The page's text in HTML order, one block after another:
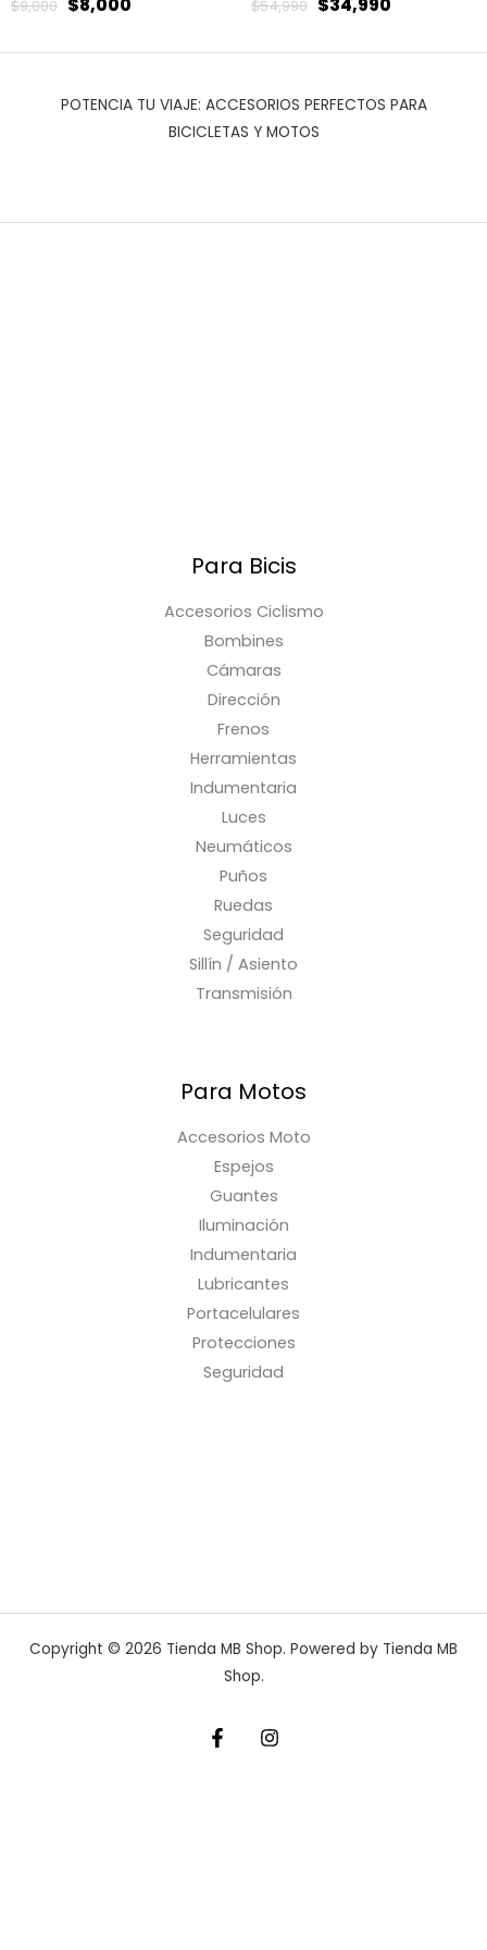
$9,000 $8,000 $54,990 $34,990
POTENCIA TU VIAJE: ACCESORIOS PERFECTOS PARA
BICICLETAS Y MOTOS
Para Bicis
Accesorios Ciclismo
Bombines
Cámaras
Dirección
Frenos
Herramientas
Indumentaria
Luces
Neumáticos
Puños
Ruedas
Seguridad
Sillín / Asiento
Transmisión
Para Motos
Accesorios Moto
Espejos
Guantes
Iluminación
Indumentaria
Lubricantes
Portacelulares
Protecciones
Seguridad
Copyright © 2026 Tienda MB Shop. Powered by Tienda MB
Shop.